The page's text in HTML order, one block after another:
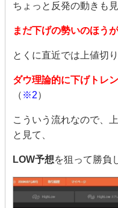
ちょっと反発の動きも
まだ下げの勢いのほう
とくに直近では上値切
ダウ理論的に下げトレ
（ ※2）
こういう流れなので、
と見て、
LOW予想を狙って勝負